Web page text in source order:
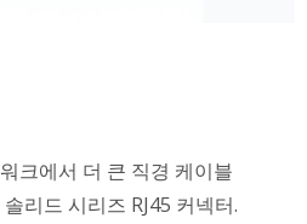
크에서 더 큰 직경 케이블
리드 시리즈 RJ45 커넥터.